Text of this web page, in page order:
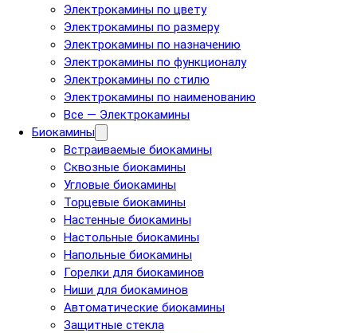
Электрокамины по цвету
Электрокамины по размеру
Электрокамины по назначению
Электрокамины по функционалу
Электрокамины по стилю
Электрокамины по наименованию
Все — Электрокамины
Биокамины
Встраиваемые биокамины
Сквозные биокамины
Угловые биокамины
Торцевые биокамины
Настенные биокамины
Настольные биокамины
Напольные биокамины
Горелки для биокаминов
Ниши для биокаминов
Автоматические биокамины
Защитные стекла